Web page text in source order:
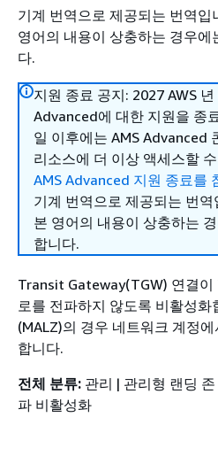
기계 번역으로 제공되는 번역입
영어의 내용이 상충하는 경우에
다.
지원 종료 공지: 2027 AWS
Advanced에 대한 지원을 종
일 이후에는 AMS Advanced
리소스에 더 이상 액세스할
AMS Advanced 지원 종료를
기계 번역으로 제공되는 번
본 영어의 내용이 상충하는
합니다.
Transit Gateway(TGW) 연결이
로를 전파하지 않도록 비활성화
(MALZ)의 경우 네트워크 계정
합니다.
전체 분류: 관리 | 관리형 랜딩
파 비활성화